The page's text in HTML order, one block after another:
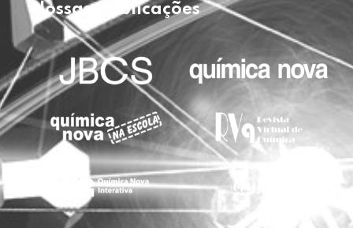
Nossas publicações